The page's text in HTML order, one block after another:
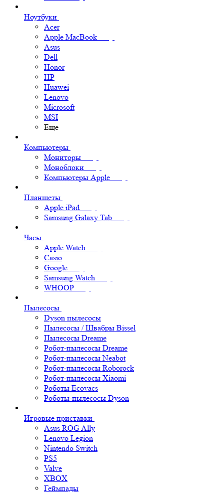
Ноутбуки
Acer
Apple MacBook
Asus
Dell
Honor
HP
Huawei
Lenovo
Microsoft
MSI
Еще
Компьютеры
Мониторы
Моноблоки
Компьютеры Apple
Планшеты
Apple iPad
Samsung Galaxy Tab
Часы
Apple Watch
Casio
Google
Samsung Watch
WHOOP
Пылесосы
Dyson пылесосы
Пылесосы / Швабры Bissel
Пылесосы Dreame
Робот-пылесосы Dreame
Робот-пылесосы Neabot
Робот-пылесосы Roborock
Робот-пылесосы Xiaomi
Роботы Ecovacs
Роботы-пылесосы Dyson
Игровые приставки
Asus ROG Ally
Lenovo Legion
Nintendo Switch
PS5
Valve
XBOX
Геймпады